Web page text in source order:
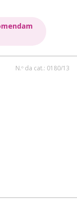
N.º da cat.: 0180/13